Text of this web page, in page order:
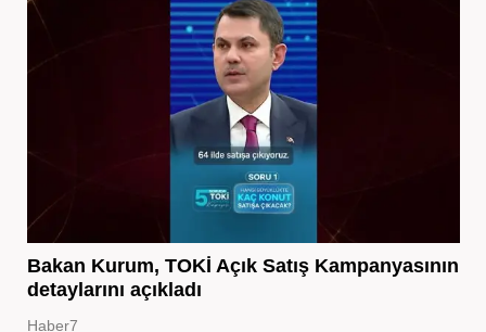
Bakan Kurum, TOKİ Açık Satış Kampanyasının
detaylarını açıkladı
Haber7